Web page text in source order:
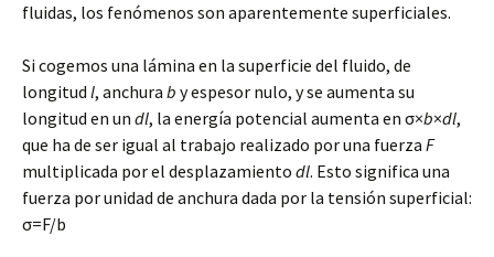
fluidas, los fenómenos son aparentemente superficiales.
Si cogemos una lámina en la superficie del fluido, de
longitud l, anchura b y espesor nulo, y se aumenta su
longitud en un dl, la energía potencial aumenta en σ×b×dl,
que ha de ser igual al trabajo realizado por una fuerza F
multiplicada por el desplazamiento dl. Esto significa una
fuerza por unidad de anchura dada por la tensión superficial:
σ=F/b